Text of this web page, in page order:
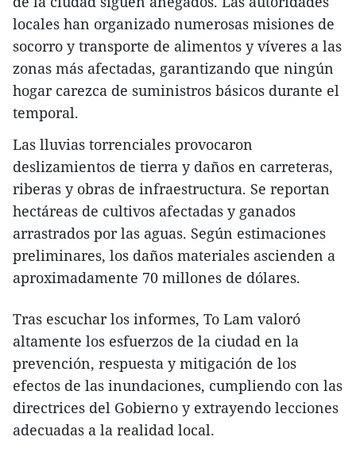
locales han organizado numerosas misiones de
socorro y transporte de alimentos y víveres a las
zonas más afectadas, garantizando que ningún
hogar carezca de suministros básicos durante el
temporal.
Las lluvias torrenciales provocaron
deslizamientos de tierra y daños en carreteras,
riberas y obras de infraestructura. Se reportan
hectáreas de cultivos afectadas y ganados
arrastrados por las aguas. Según estimaciones
preliminares, los daños materiales ascienden a
aproximadamente 70 millones de dólares.
Tras escuchar los informes, To Lam valoró
altamente los esfuerzos de la ciudad en la
prevención, respuesta y mitigación de los
efectos de las inundaciones, cumpliendo con las
directrices del Gobierno y extrayendo lecciones
adecuadas a la realidad local.